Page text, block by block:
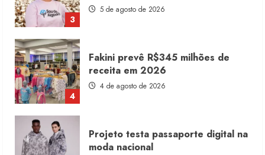
3
5 de agosto de 2026
4
Fakini prevê R$345 milhões de
receita em 2026
4 de agosto de 2026
Projeto testa passaporte digital na
moda nacional